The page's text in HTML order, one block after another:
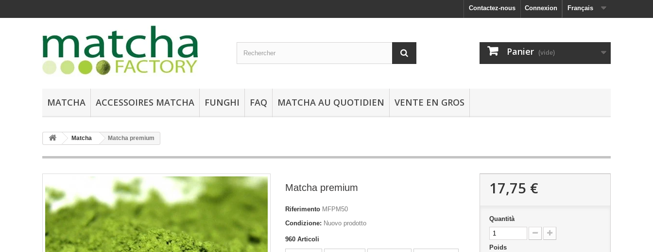
Français
Connexion
Contactez-nous
Panier (vide)
MATCHA ACCESSOIRES MATCHA FUNGHI FAQ MATCHA AU QUOTIDIEN VENTE EN GROS
Matcha Matcha premium
Matcha premium
Riferimento MFPM50
Condizione: Nuovo prodotto
960 Articoli
17,75 €
Quantità
Poids